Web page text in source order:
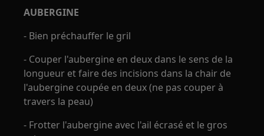
AUBERGINE
- Bien préchauffer le gril
- Couper l'aubergine en deux dans le sens de la
longueur et faire des incisions dans la chair de
l'aubergine coupée en deux (ne pas couper à
travers la peau)
- Frotter l'aubergine avec l'ail écrasé et le gros